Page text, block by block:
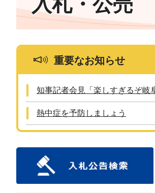
重要なお知らせ
知事記者会見「楽しすぎるぞ岐
熱中症を予防しましょう